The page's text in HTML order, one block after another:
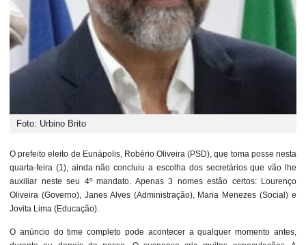
Foto: Urbino Brito
O prefeito eleito de Eunápolis, Robério Oliveira (PSD), que toma posse nesta
quarta-feira (1), ainda não concluiu a escolha dos secretários que vão lhe
auxiliar neste seu 4º mandato. Apenas 3 nomes estão certos: Lourenço
Oliveira (Governo), Janes Alves (Administração), Maria Menezes (Social) e
Jovita Lima (Educação).
O anúncio do time completo pode acontecer a qualquer momento antes,